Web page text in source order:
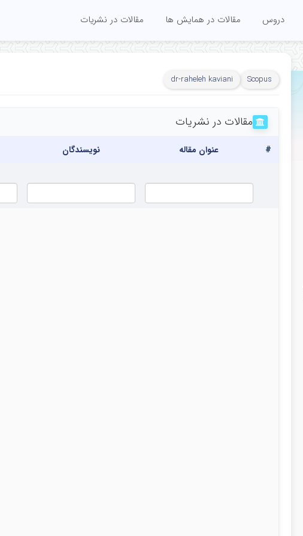
دروس مقالات در همایش ها مقالات در نشریات
Scopus
dr-raheleh kaviani
مقالات در نشریات
# عنوان مقاله نویسندگان